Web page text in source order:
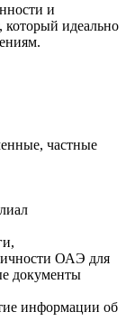
и
который идеально
частные
ОАЭ для
документы
информации об